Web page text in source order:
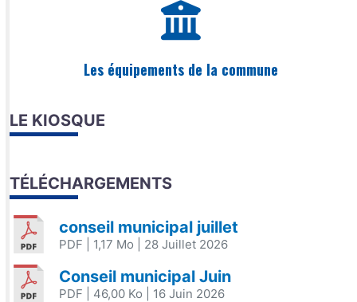
Les équipements de la commune
LE KIOSQUE
TÉLÉCHARGEMENTS
conseil municipal juillet
PDF | 1,17 Mo | 28 Juillet 2026
Conseil municipal Juin
PDF | 46,00 Ko | 16 Juin 2026